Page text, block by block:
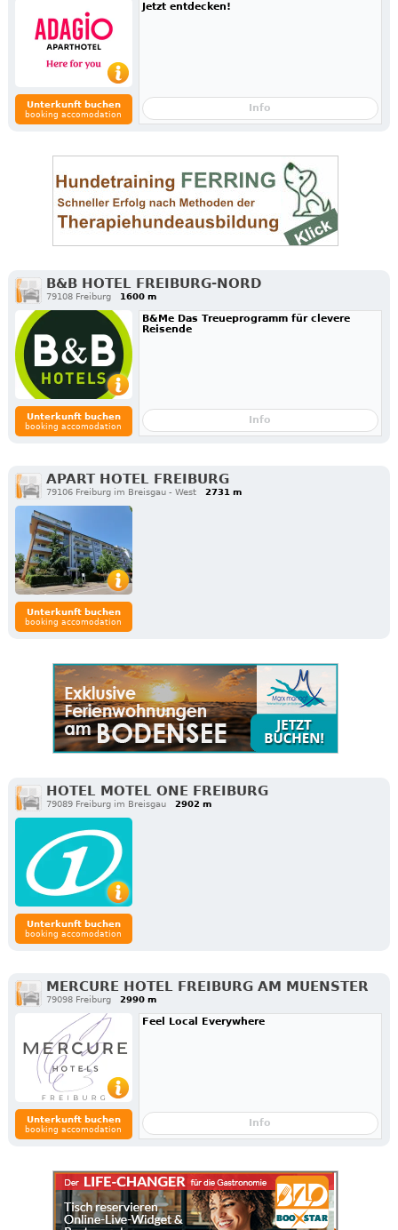
Unterkunft buchen
booking accomodation
Jetzt entdecken!
Info
B&B HOTEL FREIBURG-NORD
79108 Freiburg 1600 m
Unterkunft buchen
booking accomodation
B&Me Das Treueprogramm für clevere
Reisende
Info
APART HOTEL FREIBURG
79106 Freiburg im Breisgau - West 2731 m
Unterkunft buchen
booking accomodation
HOTEL MOTEL ONE FREIBURG
79089 Freiburg im Breisgau 2902 m
Unterkunft buchen
booking accomodation
MERCURE HOTEL FREIBURG AM MUENSTER
79098 Freiburg 2990 m
Unterkunft buchen
booking accomodation
Feel Local Everywhere
Info